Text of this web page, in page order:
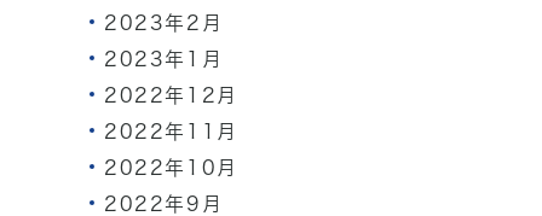
2023年2月
2023年1月
2022年12月
2022年11月
2022年10月
2022年9月